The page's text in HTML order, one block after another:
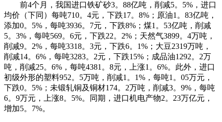
前4个月，我国进口铁矿砂3。88亿吨，削减5。5%，进口
均价（下同）每吨710。4元，下跌17。8%；原油1。83亿吨，
添加0。5%，每吨3936。7元，下跌8%；煤1。53亿吨，削减
5。3%，每吨569。6元，下跌22。2%；天然气3899。4万吨，
削减9。2%，每吨3318。3元，下跌6。1%；大豆2319万吨，
削减14。6%，每吨3283。2元，下跌15%；成品油1292。2万
吨，削减25。6%，每吨4381。8元，上涨1。6%。此外，进口
初级外形的塑料952。5万吨，削减1。1%，每吨1。05万元，
下跌0。5%；未锻轧铜及铜材174。2万吨，削减3。9%，每吨
6。9万元，上涨8。5%。同期，进口机电产物2。23万亿元，
增加5。7%。